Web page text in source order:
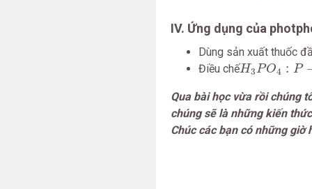
IV. Ứng dụng của
Dùng sản xuất thuốc
Điều chếH3PO4 : P
H3 PO4 P →
Qua bài học vừa rồi chúng
chúng sẽ là những kiến
Chúc các bạn có những giờ